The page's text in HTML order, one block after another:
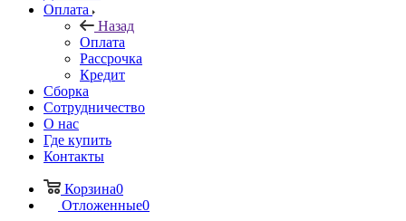
Оплата
Назад
Оплата
Рассрочка
Кредит
Сборка
Сотрудничество
О нас
Где купить
Контакты
Корзина0
Отложенные0